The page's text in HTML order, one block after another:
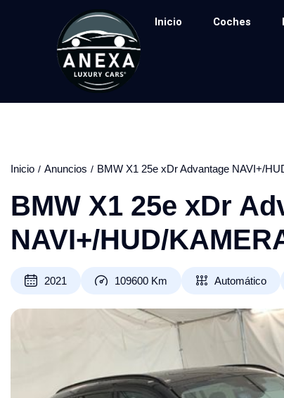
Inicio Coches
Inicio Anuncios BMW X1 25e xDr Advantage NAVI+/
BMW X1 25e xDr
NAVI+/HUD/
2021 109600 Km Automático